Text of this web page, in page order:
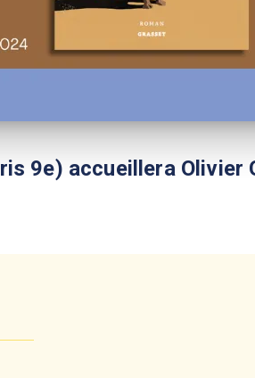
9e) accueillera Olivier